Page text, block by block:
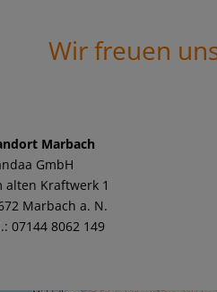
Wir freuen
Marbach
GmbH
alten Kraftwerk 1
Marbach a. N.
07144 8062 149